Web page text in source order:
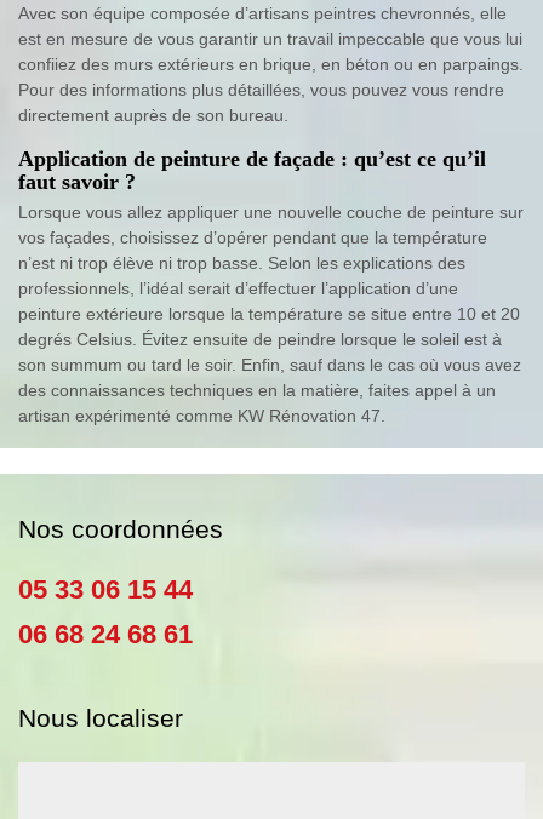
Avec son équipe composée d’artisans peintres chevronnés, elle
est en mesure de vous garantir un travail impeccable que vous lui
confiiez des murs extérieurs en brique, en béton ou en parpaings.
Pour des informations plus détaillées, vous pouvez vous rendre
directement auprès de son bureau.
Application de peinture de façade : qu’est ce qu’il
faut savoir ?
Lorsque vous allez appliquer une nouvelle couche de peinture sur
vos façades, choisissez d’opérer pendant que la température
n’est ni trop élève ni trop basse. Selon les explications des
professionnels, l’idéal serait d’effectuer l’application d’une
peinture extérieure lorsque la température se situe entre 10 et 20
degrés Celsius. Évitez ensuite de peindre lorsque le soleil est à
son summum ou tard le soir. Enfin, sauf dans le cas où vous avez
des connaissances techniques en la matière, faites appel à un
artisan expérimenté comme KW Rénovation 47.
Nos coordonnées
05 33 06 15 44
06 68 24 68 61
Nous localiser